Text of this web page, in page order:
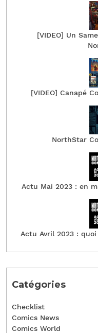
[VIDEO] Un
[VIDEO] Canapé
NorthStar
Actu Mai 2023 : en
Actu Avril 2023 :
Catégories
Checklist
Comics News
Comics World